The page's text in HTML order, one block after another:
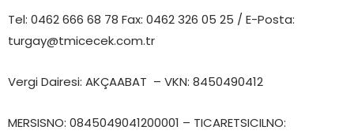
Tel: 0462 666 68 78 Fax: 0462 326 05 25 / E-Posta:
turgay@tmicecek.com.tr
Vergi Dairesi: AKÇAABAT – VKN: 8450490412
MERSISNO: 0845049041200001 – TICARETSICILNO: